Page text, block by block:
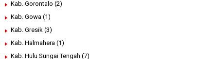
Kab. Gorontalo (2)
Kab. Gowa (1)
Kab. Gresik (3)
Kab. Halmahera (1)
Kab. Hulu Sungai Tengah (7)